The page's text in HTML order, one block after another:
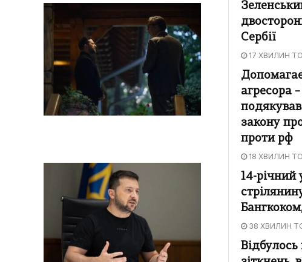
Сербії
17 ХВИЛИН
агресора
закону
проти рф
18 ХВИЛИН
14-річний
38 ХВИЛИН